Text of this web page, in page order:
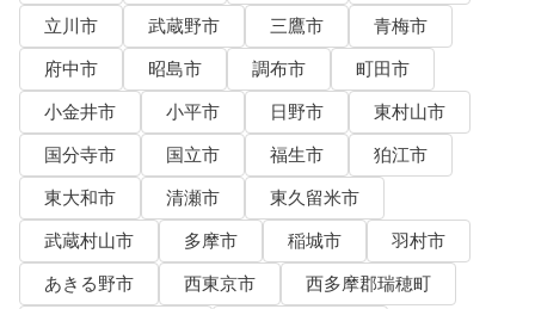
立川市
武蔵野市 三鷹市
青梅市
府中市
昭島市 調布市
町田市
小金井市
小平市 日野市
東村山市
国分寺市
国立市 福生市
狛江市
東大和市
清瀬市
東久留米市
武蔵村山市
多摩市 稲城市
羽村市
あきる野市
西東京市
西多摩郡瑞穂町